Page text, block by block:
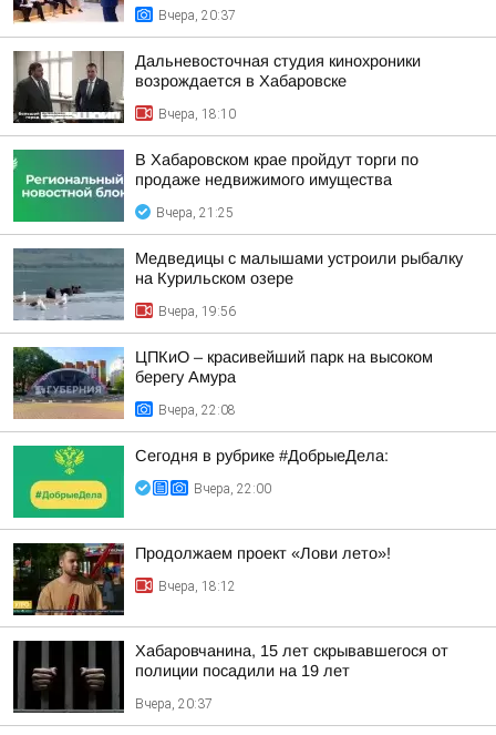
Вчера, 20:37
Дальневосточная студия кинохроники
возрождается в Хабаровске
Вчера, 18:10
В Хабаровском крае пройдут торги по
продаже недвижимого имущества
Вчера, 21:25
Медведицы с малышами устроили рыбалку
на Курильском озере
Вчера, 19:56
ЦПКиО – красивейший парк на высоком
берегу Амура
Вчера, 22:08
Сегодня в рубрике #ДобрыеДела:
Вчера, 22:00
Продолжаем проект «Лови лето»!
Вчера, 18:12
Хабаровчанина, 15 лет скрывавшегося от
полиции посадили на 19 лет
Вчера, 20:37